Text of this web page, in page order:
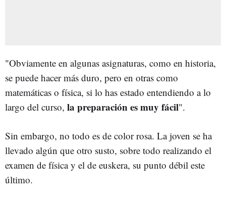
"Obviamente en algunas asignaturas, como en historia,
se puede hacer más duro, pero en otras como
matemáticas o física, si lo has estado entendiendo a lo
largo del curso, la preparación es muy fácil".
Sin embargo, no todo es de color rosa. La joven se ha
llevado algún que otro susto, sobre todo realizando el
examen de física y el de euskera, su punto débil este
último.